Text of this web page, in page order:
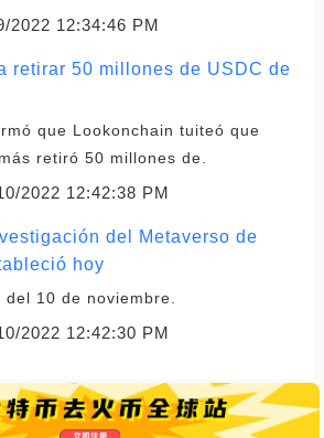
2022 12:34:46 PM
retirar 50 millones de USDC de
que Lookonchain tuiteó que
retiró 50 millones de.
2022 12:42:38 PM
del Metaverso de
hoy
10 de noviembre.
2022 12:42:30 PM